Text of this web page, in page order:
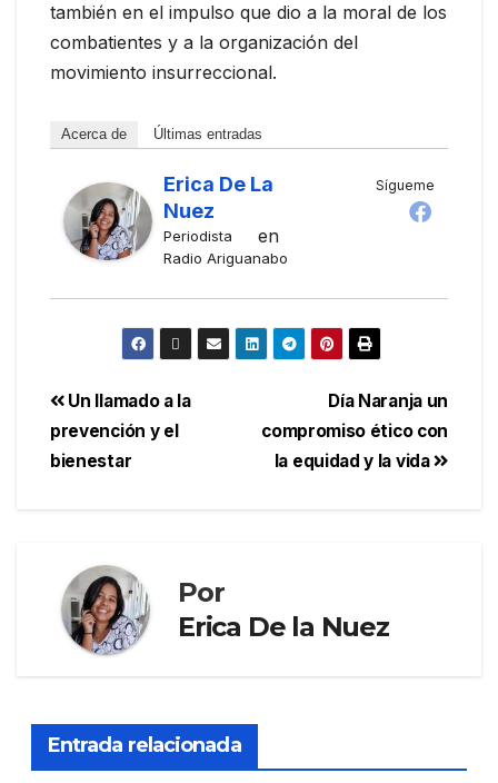
también en el impulso que dio a la moral de los
combatientes y a la organización del
movimiento insurreccional.
Acerca de Últimas entradas
Sígueme
Erica De La
Nuez
Periodista en
Radio Ariguanabo
Día Naranja un
compromiso ético con
la equidad y la vida
Un llamado a la
prevención y el
bienestar
Por
Erica De la Nuez
Entrada relacionada